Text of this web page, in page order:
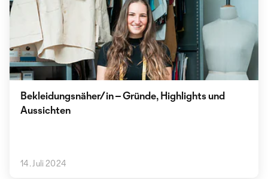
Bekleidungsnäher/in – Gründe, Highlights und
Aussichten
14. Juli 2024